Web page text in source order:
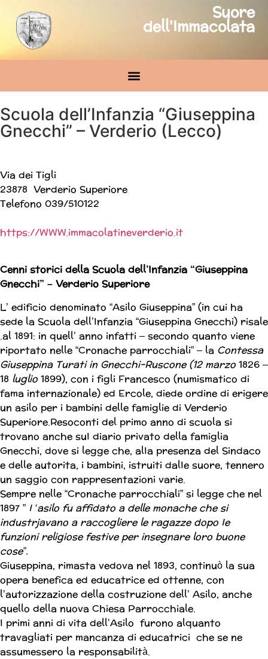
Suore
dell'Immacolata
Scuola dell’Infanzia “Giuseppina
Gnecchi” – Verderio (Lecco)
Via dei Tigli
23878 Verderio Superiore
Telefono 039/510122
https://WWW.immacolatineverderio.it
Cenni storici della Scuola dell’Infanzia “Giuseppina
Gnecchi” – Verderio Superiore
L’ edificio denominato “Asilo Giuseppina” (in cui ha
sede la Scuola dell’Infanzia “Giuseppina Gnecchi) risale
.al 1891: in quell’ anno infatti – secondo quanto viene
riportato nelle “Cronache parrocchiali” – la Contessa
Giuseppina Turati in Gnecchi-Ruscone (12 marzo1826 –
18 luglio1899), con i figli Francesco (numismatico di
fama internazionale) ed Ercole, diede ordine di erigere
un asilo per i bambini delle famiglie di Verderio
Superiore.Resoconti del primo anno di scuola si
trovano anche suI diario privato della famiglia
Gnecchi, dove si legge che, alIa presenza del Sindaco
e delle autorita, i bambini, istruiti dalIe suore, tennero
un saggio con rappresentazioni varie.
Sempre nelle “Cronache parrocchiali” si legge che nel
1897 ” I‘asilo fuaffidato a delle monache che si
industrjavano a raccogliereleragazze dopo Ie
funzionireligiose festive per insegnare loro buone
cose”.
Giuseppina, rimasta vedova nel 1893, continuò la sua
opera benefica ed educatrice ed ottenne, con
l’autorizzazione della costruzione dell’ Asilo, anche
quello della nuova Chiesa Parrocchiale.
I primi anni di vita dell’Asilo furono alquanto
travagliati per mancanza di educatrici che se ne
assumessero la responsabilità.